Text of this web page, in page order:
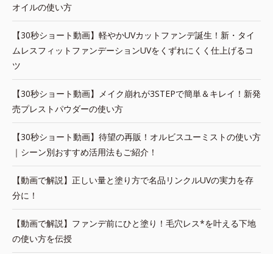
オイルの使い方
【30秒ショート動画】軽やかUVカットファンデ誕生！新・タイ
ムレスフィットファンデーションUVをくずれにくく仕上げるコ
ツ
【30秒ショート動画】メイク崩れが3STEPで簡単＆キレイ！新発
売プレストパウダーの使い方
【30秒ショート動画】待望の再販！オルビスユーミストの使い方
｜シーン別おすすめ活用法もご紹介！
【動画で解説】正しい量と塗り方で名品リンクルUVの実力を存
分に！
【動画で解説】ファンデ前にひと塗り！毛穴レス*を叶える下地
の使い方を伝授